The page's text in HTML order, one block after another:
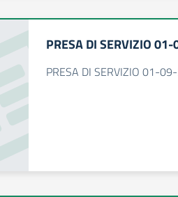
PRESA DI SERVIZIO
PRESA DI SERVIZIO 01-